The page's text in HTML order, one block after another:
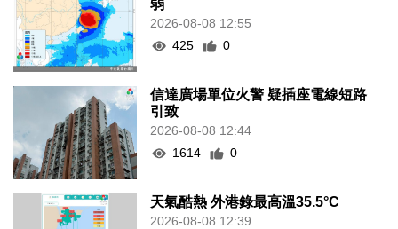
弱
2026-08-08 12:55
425
0
信達廣場單位火警 疑插座電線短路
引致
2026-08-08 12:44
1614
0
天氣酷熱 外港錄最高溫35.5°C
2026-08-08 12:39